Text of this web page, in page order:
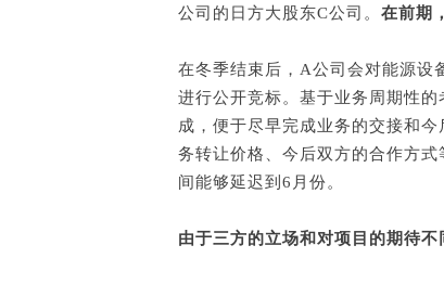
公司的日方大股东C公司。 在前期
在冬季结束后，A公司会对能源设
进行公开竞标。基于业务周期性
成，便于尽早完成业务的交接和
务转让价格、今后双方的合作方
间能够延迟到6月份。
由于三方的立场和对项目的期待